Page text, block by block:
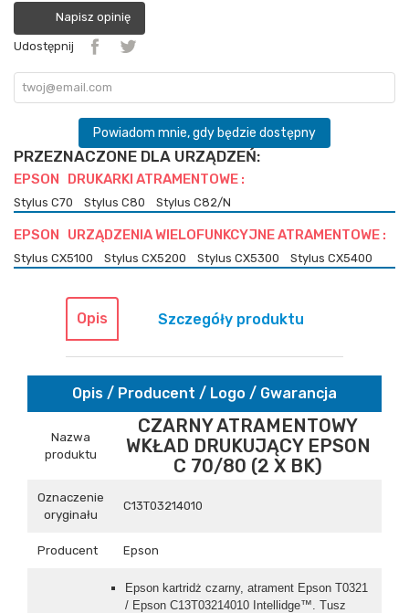
Napisz opinię
Udostępnij
Powiadom mnie, gdy będzie dostępny
PRZEZNACZONE DLA URZĄDZEŃ:
EPSON DRUKARKI ATRAMENTOWE :
Stylus C70 Stylus C80 Stylus C82/N
EPSON URZĄDZENIA WIELOFUNKCYJNE ATRAMENTOWE :
Stylus CX5100 Stylus CX5200 Stylus CX5300 Stylus CX5400
Opis Szczegóły produktu
Opis / Producent / Logo / Gwarancja
Nazwa
produktu
CZARNY ATRAMENTOWY
WKŁAD DRUKUJĄCY EPSON
C 70/80 (2 X BK)
Oznaczenie
oryginału
C13T03214010
Producent Epson
Epson kartridż czarny, atrament Epson T0321
/ Epson C13T03214010 Intellidge™. Tusz